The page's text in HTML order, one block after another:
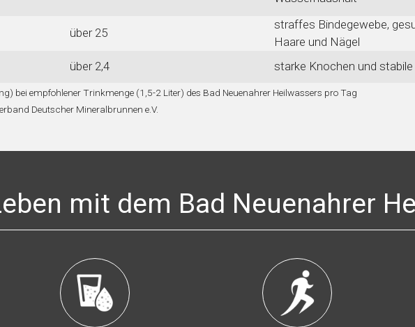
über 25
straffes Bindegewebe,
Haare und Nägel
über 2,4 starke Knochen und stabile
bei empfohlener Trinkmenge (1,5-2 Liter) des Bad Neuenahrer Heilwassers pro Tag
Deutscher Mineralbrunnen e.V.
mit dem Bad Neuenahrer